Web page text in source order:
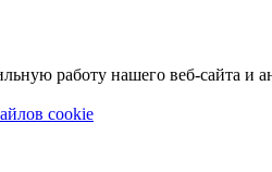
работу нашего веб-сайта и
cookie